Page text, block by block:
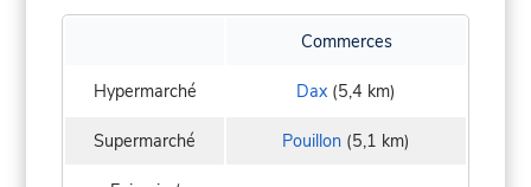
Commerces
Hypermarché Dax (5,4 km)
Supermarché Pouillon (5,1 km)